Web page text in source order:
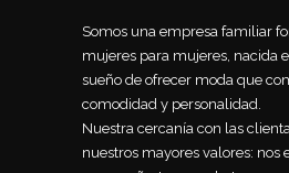
Somos una empresa familiar
mujeres para mujeres, nacida
sueño de ofrecer moda que
comodidad y personalidad.
Nuestra cercanía con las
nuestros mayores valores: nos